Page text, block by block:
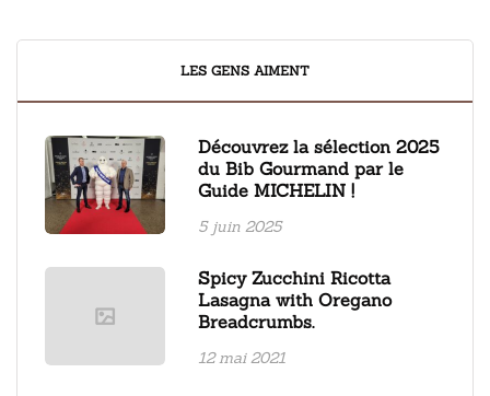
LES GENS AIMENT
Découvrez la sélection 2025
du Bib Gourmand par le
Guide MICHELIN !
5 juin 2025
Spicy Zucchini Ricotta
Lasagna with Oregano
Breadcrumbs.
12 mai 2021